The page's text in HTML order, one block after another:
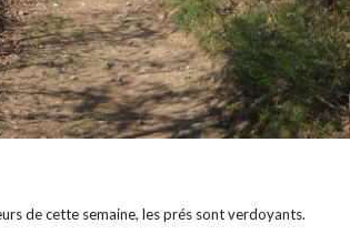
de cette semaine, les prés sont verdoyants.